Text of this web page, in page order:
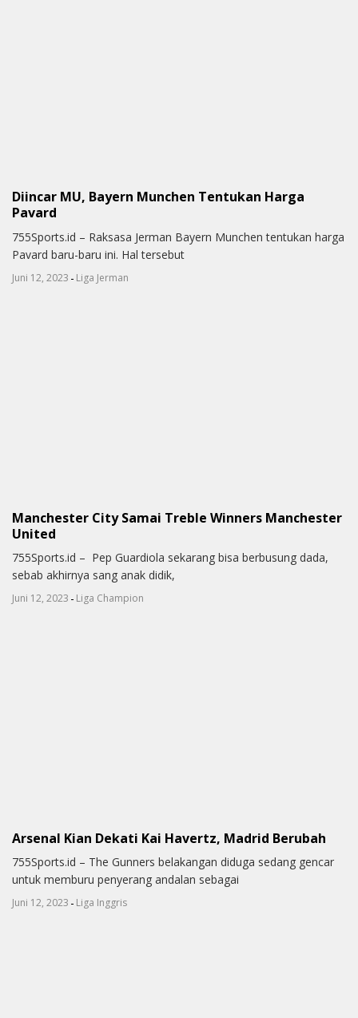
Diincar MU, Bayern Munchen Tentukan Harga
Pavard
755Sports.id – Raksasa Jerman Bayern Munchen tentukan harga
Pavard baru-baru ini. Hal tersebut
Juni 12, 2023 - Liga Jerman
Manchester City Samai Treble Winners Manchester
United
755Sports.id – Pep Guardiola sekarang bisa berbusung dada,
sebab akhirnya sang anak didik,
Juni 12, 2023 - Liga Champion
Arsenal Kian Dekati Kai Havertz, Madrid Berubah
755Sports.id – The Gunners belakangan diduga sedang gencar
untuk memburu penyerang andalan sebagai
Juni 12, 2023 - Liga Inggris